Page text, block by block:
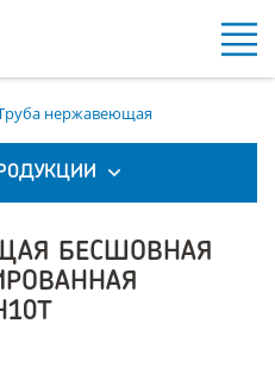
нержавеющая
БЕСШОВНАЯ